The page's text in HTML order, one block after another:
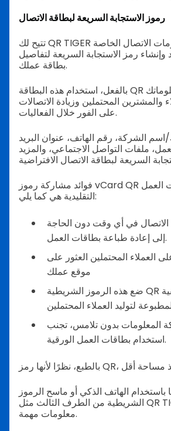
رموز الاستجابة السريعة لبطاقة الاتصال
تتيح لك QR TIGER إدخال جميع معلومات الاتصال الخاصة
رمز الاستجابة السريعة لتفاصيل
بطاقة عملك.
بالفعل، استخدام هذه البطاقة QR هو لمشاركة معلوماتك
والمشترين المحتملين وزيادة الاتصالات
على الفور خلال الفعاليات.
الشركة، رقم الهاتف، عنوان البريد
ملفات التواصل الاجتماعي، والمزيد
فوائد مشاركة رموز vCard QR على بطاقات العمل
التقليدية هي كما يلي:
في أي وقت دون الحاجة
إلى إعادة طباعة بطاقات العمل.
العملاء المحتملين العثور على
موقع عملك
ضع هذه الرموز الشريطية QR على المواد التسويقية
المعلومات بدون تلامس، تجنب
استخدام بطاقات العمل الورقية.
الهاتف الذكي أو ماسح الرموز
الشريطية من الطرف الثالث مثل QR TIGER، سيتم عرض
معلومات مهمة.